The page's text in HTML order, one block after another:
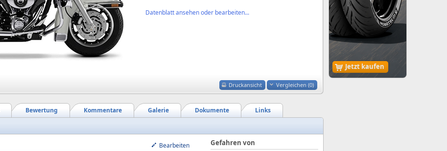
Jetzt kaufen
Datenblatt ansehen oder bearbeiten...
Druckansicht Vergleichen (0)
Links
Dokumente
Galerie
Kommentare
Bewertung
Bearbeiten Gefahren von